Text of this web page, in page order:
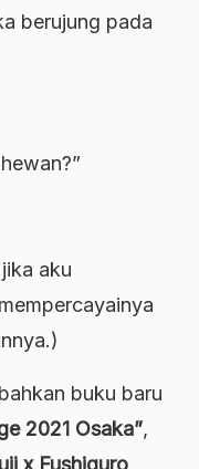
berujung pada
aku
buku baru
2021 Osaka”,